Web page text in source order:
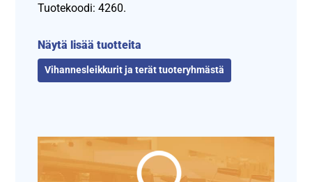
Tuotekoodi: 4260.
Näytä lisää tuotteita
Vihannesleikkurit ja terät tuoteryhmästä